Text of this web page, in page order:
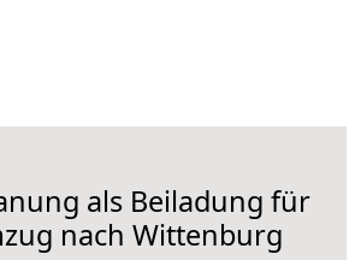
als Beiladung für
nach Wittenburg